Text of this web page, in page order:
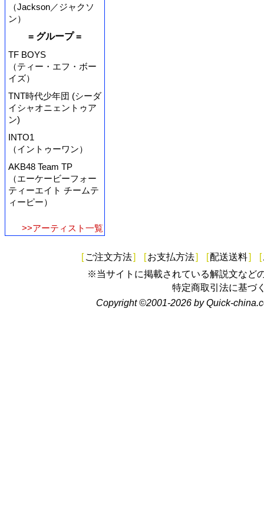
（Jackson／ジャクソ
ン）
= グループ =
TF BOYS
（ティー・エフ・ボー
イズ）
TNT時代少年団 (シーダ
イシャオニェントゥア
ン)
INTO1
（イントゥーワン）
AKB48 Team TP
（エーケービーフォー
ティーエイト チームテ
ィーピー）
>>アーティスト一覧
[ ご注文方法] [お支払方法] [配送送料] [
※当サイトに掲載されている解説文など
特定商取引法に基づ
Copyright ©2001-2026 by Quick-